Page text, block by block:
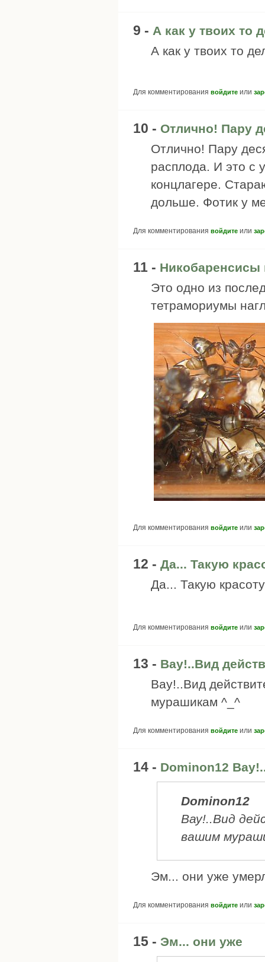
9 - А как у твоих то
А как у твоих то
Для комментирования войдите или
10 - Отлично! Пару
Отлично! Пару
расплода. И это с
концлагере.
дольше. Фотик у
Для комментирования войдите или
11 - Никобаренсисы
Это одно из
тетрамориумы
Для комментирования войдите или
12 - Да... Такую
Да... Такую
Для комментирования войдите или
13 - Вау!..Вид
Вау!..Вид
мурашикам ^_^
Для комментирования войдите или
14 - Dominon12
Dominon12
Вау!..Вид
вашим
Эм... они уже
Для комментирования войдите или
15 - Эм... они уже